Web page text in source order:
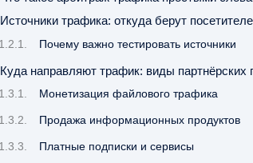
Источники трафика: откуда берут
Почему важно тестировать источники
Куда направляют трафик: виды партнёрских
Монетизация файлового трафика
Продажа информационных продуктов
Платные подписки и сервисы